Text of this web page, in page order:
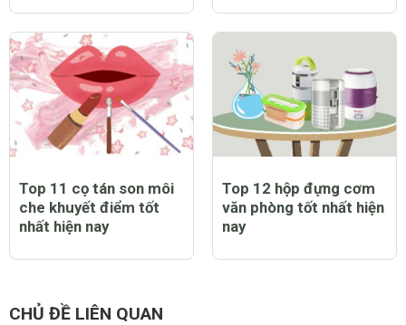
Top 11 cọ tán son môi
che khuyết điểm tốt
nhất hiện nay
Top 12 hộp đựng cơm
văn phòng tốt nhất hiện
nay
CHỦ ĐỀ LIÊN QUAN